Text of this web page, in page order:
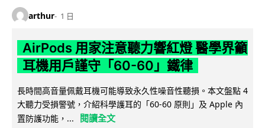
arthur 1 日
AirPods 用家注意聽力響紅燈 醫學界籲
耳機用戶謹守「60-60」鐵律
長時間高音量佩戴耳機可能導致永久性噪音性聽損。本文盤點 4
大聽力受損警號，介紹科學護耳的「60-60 原則」及 Apple 內
置防護功能，...
閱讀全文